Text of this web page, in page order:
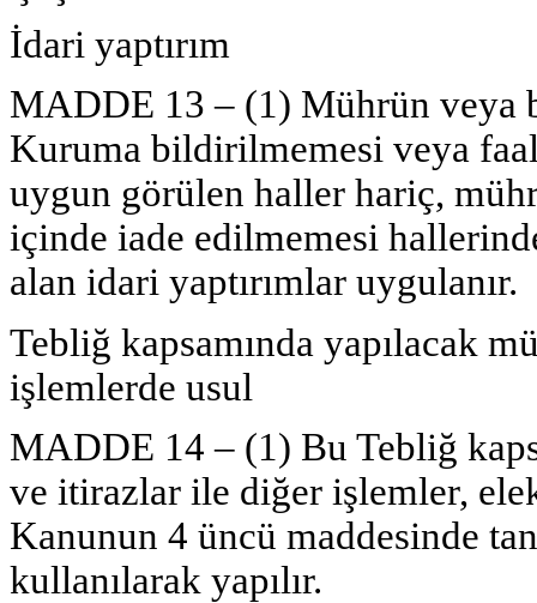
İdari yaptırım
MADDE 13 – (1) Mührün veya
Kuruma bildirilmemesi veya
uygun görülen haller hariç,
içinde iade edilmemesi
alan idari yaptırımlar uygulanır.
Tebliğ kapsamında yapılacak
işlemlerde usul
MADDE 14 – (1) Bu Tebliğ
ve itirazlar ile diğer işlemler,
Kanunun 4 üncü maddesinde
kullanılarak yapılır.